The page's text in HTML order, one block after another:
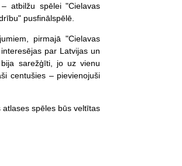
atbilžu spēlei "Cielavas
pusfinālspēlē.
pirmajā "Cielavas
par Latvijas un
sarežģīti, jo uz vienu
centušies – pievienojuši
atlases spēlesbūs veltītas